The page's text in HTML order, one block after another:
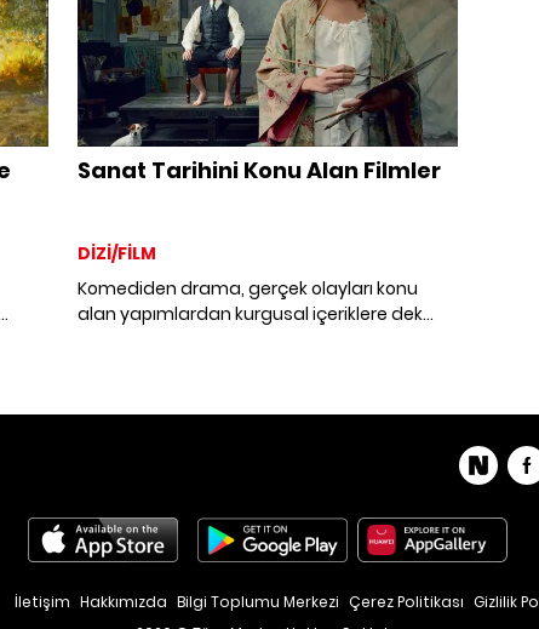
en
Sanat Tarihini Konu Alan Filmler
DİZİ/FİLM
Komediden drama, gerçek olayları konu
alan yapımlardan kurgusal içeriklere dek
İletişim Hakkımızda Bilgi Toplumu Merkezi Çerez Politikası Gizlilik